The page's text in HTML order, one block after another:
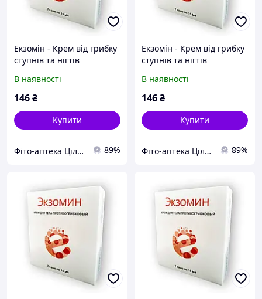
Екзомін - Крем від грибку
ступнів та нігтів
В наявності
146₴
Купити
Фіто-аптека Цілюще джерело 89%
Екзомін - Крем від грибку
ступнів та нігтів
В наявності
146₴
Купити
Фіто-аптека Цілюще джерело 89%